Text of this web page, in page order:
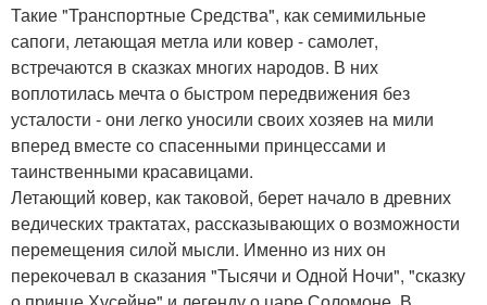
Такие "Транспортные Средства", как семимильные
сапоги, летающая метла или ковер - самолет,
встречаются в сказках многих народов. В них
воплотилась мечта о быстром передвижения без
усталости - они легко уносили своих хозяев на мили
вперед вместе со спасенными принцессами и
таинственными красавицами.
Летающий ковер, как таковой, берет начало в древних
ведических трактатах, рассказывающих о возможности
перемещения силой мысли. Именно из них он
перекочевал в сказания "Тысячи и Одной Ночи", "сказку